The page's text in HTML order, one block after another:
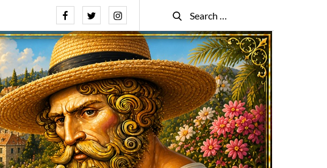
FacebookTwitterInstagram
Search
for:
Search